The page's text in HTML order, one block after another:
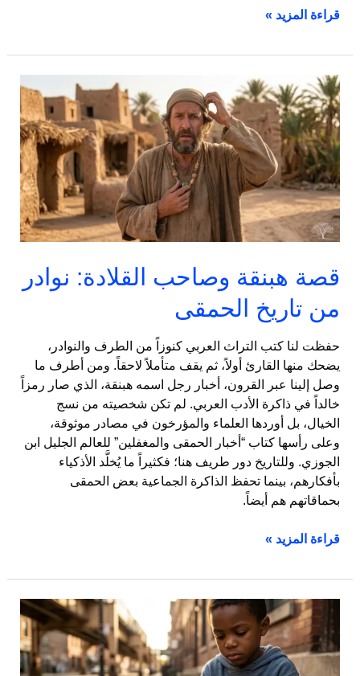
قراءة المزيد »
قصة هبنقة وصاحب القلادة: نوادر
من تاريخ الحمقى
حفظت لنا كتب التراث العربي كنوزاً من الطرف والنوادر،
يضحك منها القارئ أولاً، ثم يقف متأملاً لاحقاً. ومن أطرف ما
وصل إلينا عبر القرون، أخبار رجل اسمه هبنقة، الذي صار رمزاً
خالداً في ذاكرة الأدب العربي. لم تكن شخصيته من نسج
الخيال، بل أوردها العلماء والمؤرخون في مصادر موثوقة،
وعلى رأسها كتاب “أخبار الحمقى والمغفلين” للعالم الجليل ابن
الجوزي. وللتاريخ دور طريف هنا؛ فكثيراً ما يُخلَّد الأذكياء
بأفكارهم، بينما تحفظ الذاكرة الجماعية بعض الحمقى
بحماقاتهم هم أيضاً.
قصة
هبنقة
وصاحب
القلادة:
نوادر
من
تاريخ
الحمقى
قراءة المزيد »
فارح
غراي:
كيف
تصنع